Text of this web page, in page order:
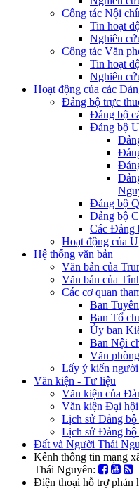
Công tác Nội
Tin hoạt
Nghiên
Công tác Văn
Tin hoạt
Nghiên
Hoạt động của các
Đảng bộ trực
Đảng bộ
Đảng bộ
Đảng bộ
Đảng bộ
Các Đảng
Hoạt động của
Hệ thống văn bản
Văn bản của
Văn bản của
Các cơ quan
Ban
Ban Tổ
Ủy ban
Ban Nội
Văn phòng
Lấy ý kiến người
Văn kiện - Tư liệu
Văn kiện của
Văn kiện Đại
Lịch sử Đảng bộ
Lịch sử Đảng bộ
Đất và Người Thái
Kênh thông tin mạng
Thái Nguyên:
Điện thoại hỗ trợ phản